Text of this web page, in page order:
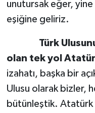
unutursak eğer,
eşiğine geliriz.
Türk
olan tek yol
izahatı, başka bir
Ulusu olarak bizler,
bütünleştik. Atatürk